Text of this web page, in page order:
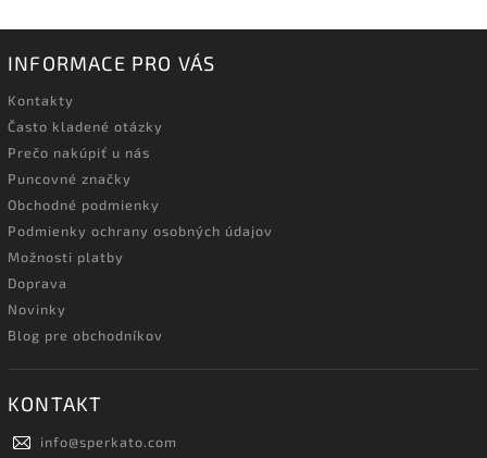
INFORMACE PRO VÁS
Kontakty
Často kladené otázky
Prečo nakúpiť u nás
Puncovné značky
Obchodné podmienky
Podmienky ochrany osobných údajov
Možnosti platby
Doprava
Novinky
Blog pre obchodníkov
KONTAKT
info@sperkato.com